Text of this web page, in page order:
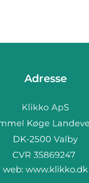
Adresse
web: www.klikko.dk